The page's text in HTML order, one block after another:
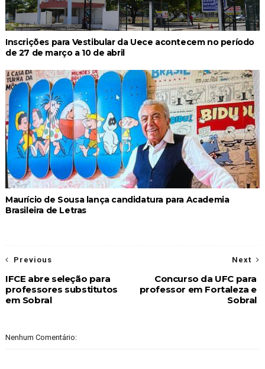
Inscrições para Vestibular da Uece acontecem no período
de 27 de março a 10 de abril
Maurício de Sousa lança candidatura para Academia
Brasileira de Letras
Next
Concurso da UFC para
professor em Fortaleza e
Sobral
Previous
IFCE abre seleção para
professores substitutos
em Sobral
Nenhum Comentário: